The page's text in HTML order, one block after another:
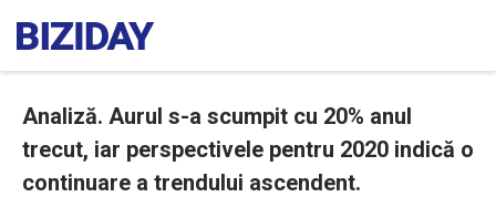
Analiză. Aurul s-a scumpit cu 20% anul
trecut, iar perspectivele pentru 2020 indică o
continuare a trendului ascendent.